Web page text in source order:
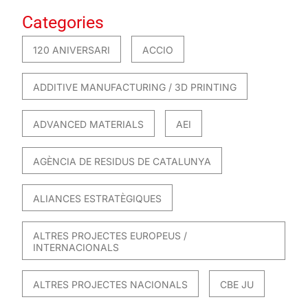
Categories
120 ANIVERSARI ACCIO
ADDITIVE MANUFACTURING / 3D PRINTING
ADVANCED MATERIALS AEI
AGÈNCIA DE RESIDUS DE CATALUNYA
ALIANCES ESTRATÈGIQUES
ALTRES PROJECTES EUROPEUS /
INTERNACIONALS
ALTRES PROJECTES NACIONALS CBE JU